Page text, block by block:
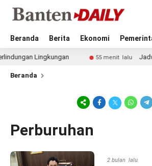
Beranda Berita Ekonomi
Lingkungan 55 menit lalu Jadwal
Beranda
Perburuhan
2 bulan lalu